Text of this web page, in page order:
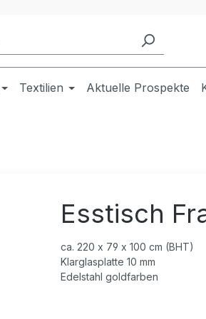
Textilien Aktuelle Prospekte
Esstisch
ca. 220 x 79 x 100 cm (BHT)
Klarglasplatte 10 mm
Edelstahl goldfarben